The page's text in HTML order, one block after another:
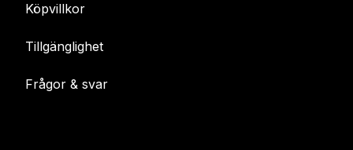
Köpvillkor
Tillgänglighet
Frågor & svar